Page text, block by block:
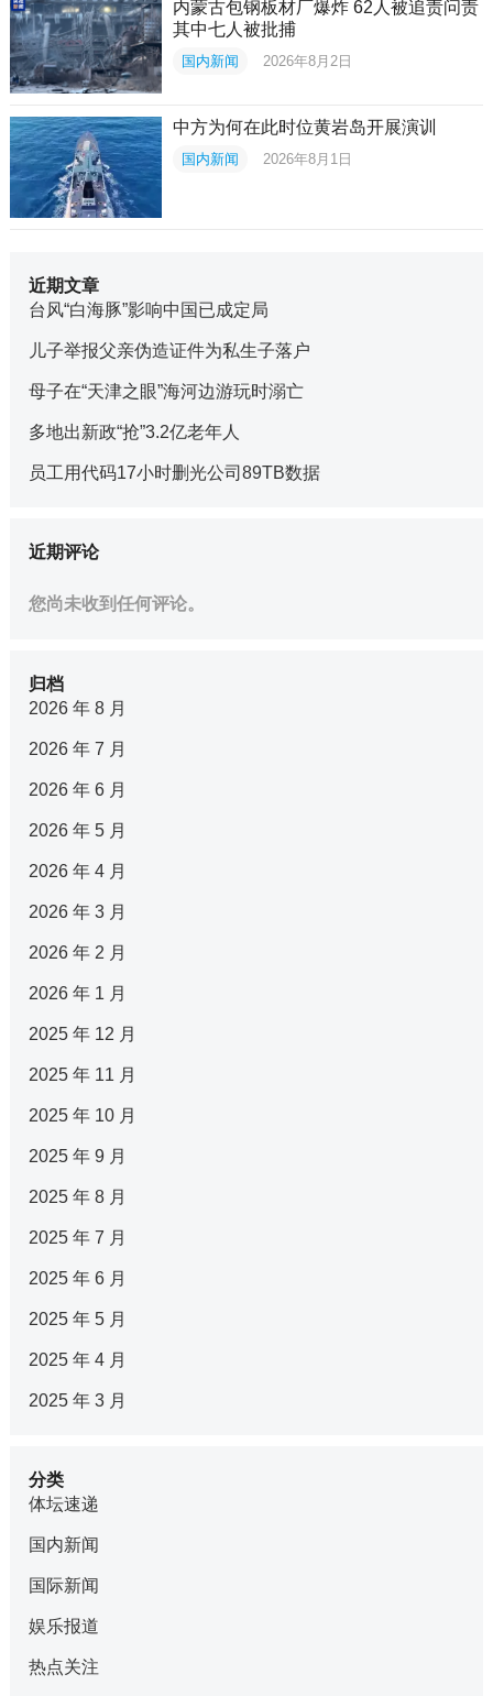
内蒙古包钢板材厂爆炸 62人被追责问责
其中七人被批捕
国内新闻 2026年8月2日
中方为何在此时位黄岩岛开展演训
国内新闻 2026年8月1日
近期文章
台风“白海豚”影响中国已成定局
儿子举报父亲伪造证件为私生子落户
母子在“天津之眼”海河边游玩时溺亡
多地出新政“抢”3.2亿老年人
员工用代码17小时删光公司89TB数据
近期评论
您尚未收到任何评论。
归档
2026 年 8 月
2026 年 7 月
2026 年 6 月
2026 年 5 月
2026 年 4 月
2026 年 3 月
2026 年 2 月
2026 年 1 月
2025 年 12 月
2025 年 11 月
2025 年 10 月
2025 年 9 月
2025 年 8 月
2025 年 7 月
2025 年 6 月
2025 年 5 月
2025 年 4 月
2025 年 3 月
分类
体坛速递
国内新闻
国际新闻
娱乐报道
热点关注